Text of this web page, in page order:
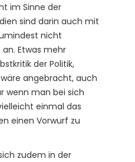
im Sinne der
sind darin auch mit
nicht
Etwas mehr
der Politik,
angebracht, auch
wenn man bei sich
einmal das
einen Vorwurf zu
zudem in der